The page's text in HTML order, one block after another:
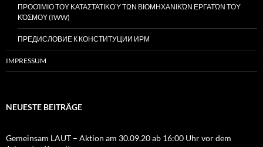
ΠΡΟΟΊΜΙΟ ΤΟΥ ΚΑΤΑΣΤΑΤΙΚΟΎ ΤΩΝ ΒΙΟΜΗΧΑΝΙΚΏΝ ΕΡΓΑΤΏΝ ΤΟΥ
ΚΌΣΜΟΥ (IWW)
ПРЕДИСЛОВИЕ К КОНСТИТУЦИИ ИРМ
IMPRESSUM
NEUESTE BEITRÄGE
Gemeinsam LAUT – Aktion am 30.09.20 ab 16:00 Uhr vor dem